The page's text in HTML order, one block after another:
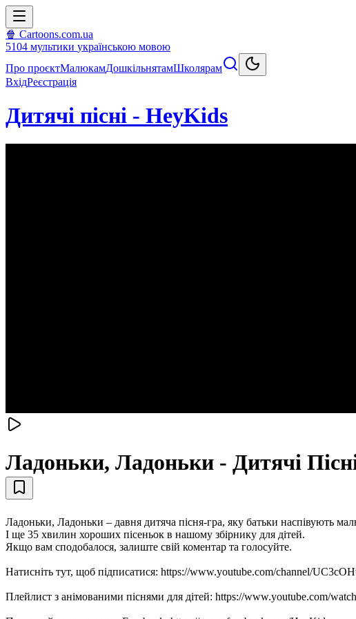
🍿 Cartoons.com.ua
5104 мультики українською мовою
Про проєктМалюкамДошкільнятамШколярам
ВхідРеєстрація
Дитячі пісні - HeyKids
Ладоньки, Ладоньки - Дитячі
Ладоньки, Ладоньки – давня дитяча пісня-гра, яку батьки наспівують
І ще 35 хвилин хороших пісеньок в нашому збірнику для дітей.
Якщо вам сподобалося, залиште свій коментар та голосуйте.
Натисніть тут, щоб підписатися: https://www.youtube.com/channel/
Плейлист з анімованими піснями для дітей: https://www.youtube.com/